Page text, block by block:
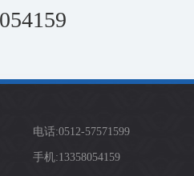
电话:0512-57571599
手机:13358054159